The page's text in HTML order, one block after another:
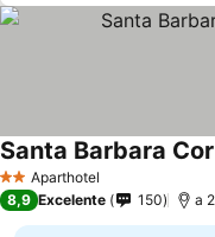
2 EstrelasAparthotel
Santa Barbara
8,9 Excelente 150 a